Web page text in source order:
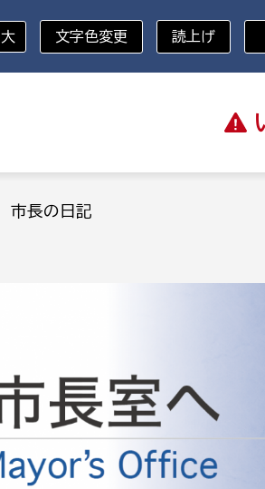
防災・ハザードマップ
防災・安全
福祉・健康
デジタル推進課
大 文字色変更 読上げ
市長の日記